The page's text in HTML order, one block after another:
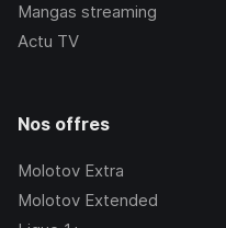
Mangas streaming
Actu TV
Nos offres
Molotov Extra
Molotov Extended